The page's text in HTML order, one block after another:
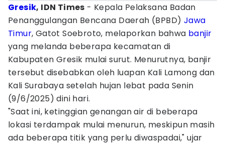
Gresik, IDN Times - Kepala Pelaksana Badan
Penanggulangan Bencana Daerah (BPBD) Jawa
Timur, Gatot Soebroto, melaporkan bahwa banjir
yang melanda beberapa kecamatan di
Kabupaten Gresik mulai surut. Menurutnya, banjir
tersebut disebabkan oleh luapan Kali Lamong dan
Kali Surabaya setelah hujan lebat pada Senin
(9/6/2025) dini hari.
"Saat ini, ketinggian genangan air di beberapa
lokasi terdampak mulai menurun, meskipun masih
ada beberapa titik yang perlu diwaspadai," ujar